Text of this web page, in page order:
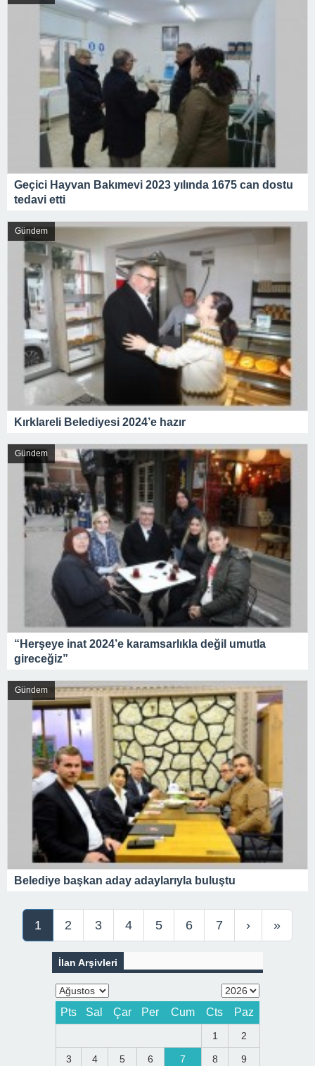
Geçici Hayvan Bakımevi 2023 yılında 1675 can dostu
tedavi etti
Gündem
Kırklareli Belediyesi 2024’e hazır
Gündem
“Herşeye inat 2024’e karamsarlıkla değil umutla
gireceğiz”
Gündem
Belediye başkan aday adaylarıyla buluştu
1 2 3 4 5 6 7 › »
İlan Arşivleri
Pts Sal Çar Per Cum Cts Paz
1 2
3 4 5 6 7 8 9